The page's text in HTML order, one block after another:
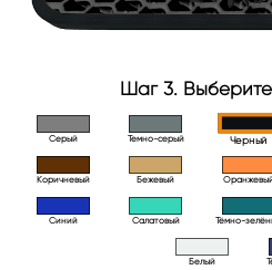
Шаг 3. Выберите
Серый Темно-серый Черный
Коричневый Бежевый
Синий Салатовый Тёмно-
Белый